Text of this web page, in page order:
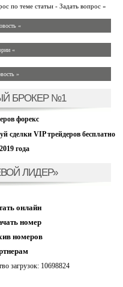
по теме статьи - Задать вопрос »
«
«
»
БРОКЕР №1
форекс
сделки VIP трейдеров бесплатно
года
ЛИДЕР»
онлайн
номер
номеров
загрузок: 10698824